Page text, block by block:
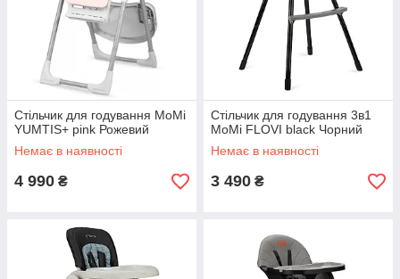
Стільчик для годування MoMi
YUMTIS+ pink Рожевий
Немає в наявності
4 990 ₴
Стільчик для годування 3в1
MoMi FLOVI black Чорний
Немає в наявності
3 490 ₴